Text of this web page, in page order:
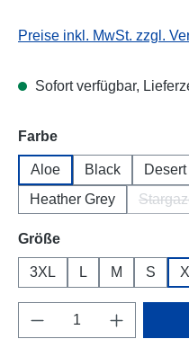
Preise inkl. MwSt. zzgl.
Sofort verfügbar,
Farbeauswählen
Aloe Black
Heather Grey
Größeauswählen
3XL L M S
Produkt Anzahl: